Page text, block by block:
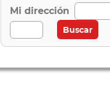
Mi dirección